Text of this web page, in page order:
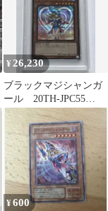
¥ 26,230
ブラックマジシャンガ
ール 20TH-JPC55
psa10
¥600